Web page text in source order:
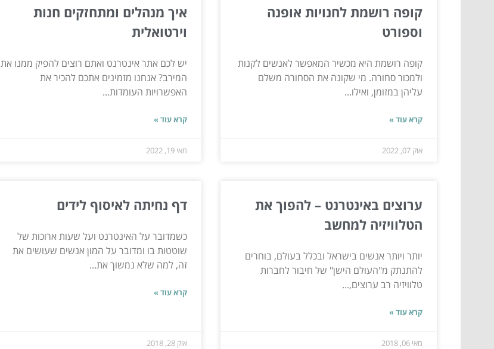
קופה רושמת לחנויות אופנה
וספורט
קופה רושמת היא מכשיר המאפשר לאנשים לקנות
ולמכור סחורה. מי שקונה את הסחורה משלם
עליהן במזומן, ואילו...
קרא עוד »
אוק 07, 2022
איך מנהלים ומתחזקים חנות
וירטואלית
יש לכם אתר אינטרנט ואתם רוצים להפיק ממנו את
המירב? אנחנו מזמינים אתכם להכיר את
האפשרויות העומדות...
קרא עוד »
מאי 19, 2022
ערוצים באינטרנט – להפוך את
הטלוויזיה למחשב
יותר ויותר אנשים בישראל ובכלל בעולם, בוחרים
להתנתק מ"העולם הישן" של חיבור לחברות
טלוויזיה רב ערוצים,...
קרא עוד »
מאי 06, 2018
דף נחיתה לאיסוף לידים
כשמדובר על האינטרנט ועל שעות ארוכות של
שוטטות בו ומדובר על המון אנשים שעושים את
זה, למה שלא נמשוך את...
קרא עוד »
אוק 28, 2018